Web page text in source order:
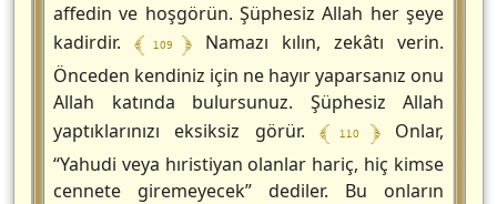
affedin ve hoşgörün. Şüphesiz Allah her şeye
kadirdir. ﴾ 109 ﴿ Namazı kılın, zekâtı verin.
Önceden kendiniz için ne hayır yaparsanız onu
Allah katında bulursunuz. Şüphesiz Allah
yaptıklarınızı eksiksiz görür. ﴾ 110 ﴿Onlar,
“Yahudi veya hıristiyan olanlar hariç, hiç kimse
cennete giremeyecek” dediler. Bu onların